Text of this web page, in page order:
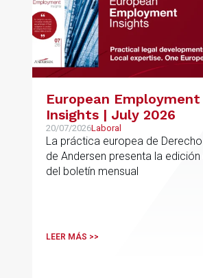
European Employment
Insights | July 2026
20/07/2026Laboral
La práctica europea de
de Andersen presenta la edición
del boletín mensual
LEER MÁS >>